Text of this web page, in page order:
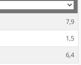
7,9
1,5
6,4